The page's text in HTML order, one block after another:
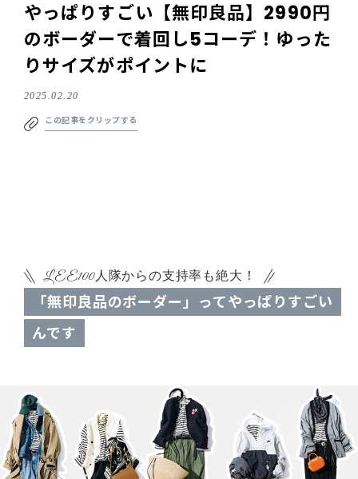
やっぱりすごい【無印良品】2990円
のボーダーで着回し5コーデ！ゆった
りサイズがポイントに
2025.02.20
この記事をクリップする
LEE100人隊からの支持率も絶大！
「無印良品のボーダー」ってやっぱりすごい
んです